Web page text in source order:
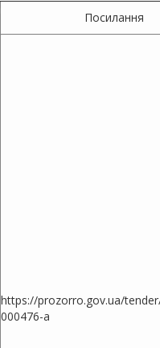
Посилання
https://prozorro.gov.ua/
000476-a